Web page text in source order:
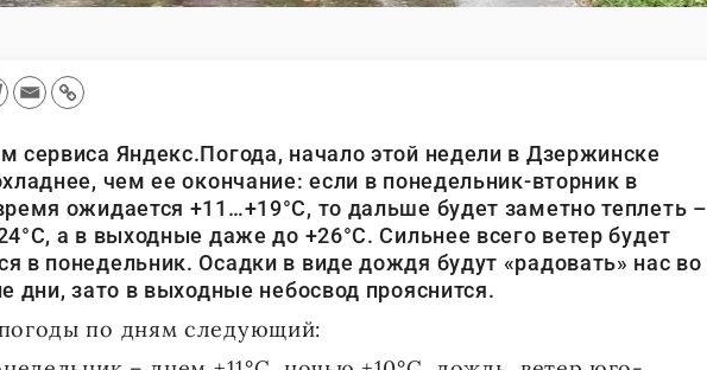
сервиса Яндекс.Погода, начало этой недели в Дзержинске
чем ее окончание: если в понедельник-вторник в
ожидается +11…+19°С, то дальше будет заметно теплеть –
а в выходные даже до +26°С. Сильнее всего ветер будет
в понедельник. Осадки в виде дождя будут «радовать» нас во
дни, зато в выходные небосвод прояснится.
по дням следующий: